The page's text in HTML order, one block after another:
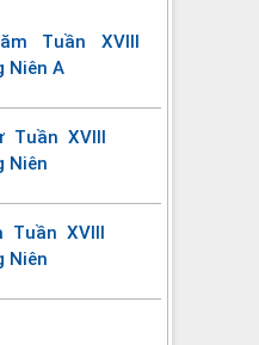
Tuần XVIII
Niên A
Tuần XVIII
Niên
Tuần XVIII
Niên